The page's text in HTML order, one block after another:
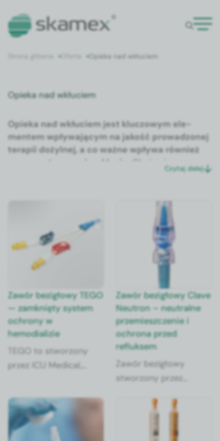
Oferta Opieka nad wkłuciem
Opieka nad wkłuciem
Opieka nad wkłu­ciem jest kluc­zowym ele­
mentem wpły­wa­ją­cym na jakość prowad­zonej
ter­apii dożyl­nej, a co ważne wpły­wa również
Obe­j­mu­je ona
szereg dzi­ałań przed, w trak­cie i po założe­niu
bezigłowych na przedłużaczu, co umożli­wia ode­jś­
cie od miejs­ca wkłu­cia, odpowied­nia dezyn­fekc­ja,
stosowanie opa­trunk­ów umożli­wia­ją­cych mon­i­
torowanie miejs­ca wkłu­cia, czy przepłuki­wanie
solą fizjo­log­iczną (prefer­owane gotowe fab­rycznie
wypełnione strzykaw­ki z 0,9%NaCl).
Czytaj dalej
Zawór bezigłowy TEGO
— zamknięty system
ochrony w
hemodializie
TEGO to stworzony
przez ICU Medical,
do stosowania w
hemodializie.
Zawór bezigłowy Clave
Neutron – neutralne
przemieszczenie i
ochrona przed
refluksem
Zawór bezigłowy
stworzony przez
ICU Medical. Może być
wszystkich typach